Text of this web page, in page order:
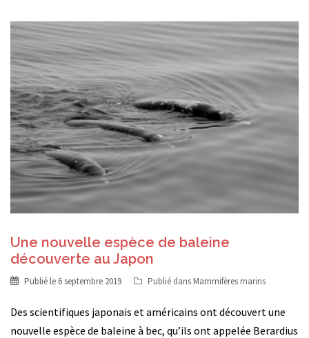
Une nouvelle espèce de baleine
découverte au Japon
Publié le 6 septembre 2019 Publié dans Mammifères marins
Des scientifiques japonais et américains ont découvert une
nouvelle espèce de baleine à bec, qu’ils ont appelée Berardius